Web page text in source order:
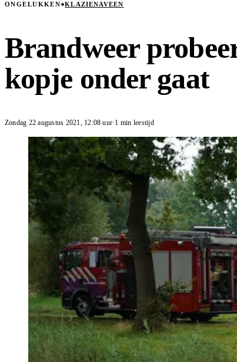
ONGELUKKEN KLAZIENAVEEN
Brandweer
kopje onder gaat
Zondag 22 augustus 2021, 12:08 uur·1 min leestijd